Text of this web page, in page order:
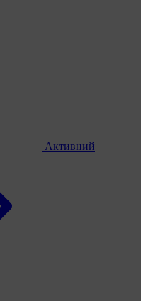
Активний